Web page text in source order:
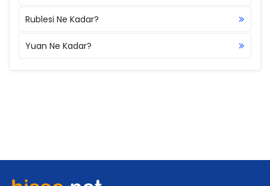
Rublesi Ne Kadar?
Yuan Ne Kadar?